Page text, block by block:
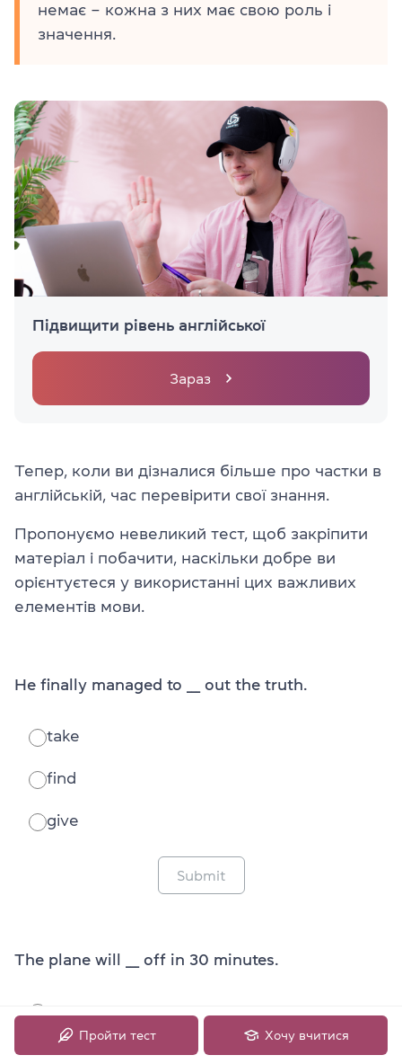
немає – кожна з них має свою роль і
значення.
Підвищити рівень англійської
Зараз
Тепер, коли ви дізналися більше про частки в
англійській, час перевірити свої знання.
Пропонуємо невеликий тест, щоб закріпити
матеріал і побачити, наскільки добре ви
орієнтуєтеся у використанні цих важливих
елементів мови.
He finally managed to ___ out the truth.
take
find
give
Submit
The plane will ___ off in 30 minutes.
take
Пройти тест Хочу вчитися